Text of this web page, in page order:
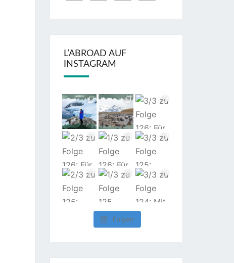
L’ABROAD AUF
INSTAGRAM
Folgen